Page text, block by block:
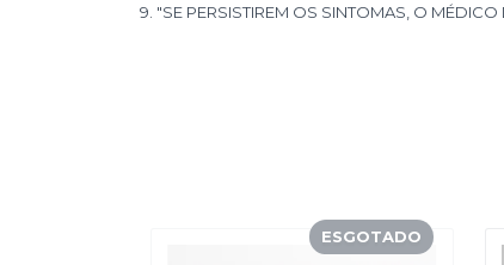
9. "SE PERSISTIREM OS SINTOMAS, O
ESGOTADO